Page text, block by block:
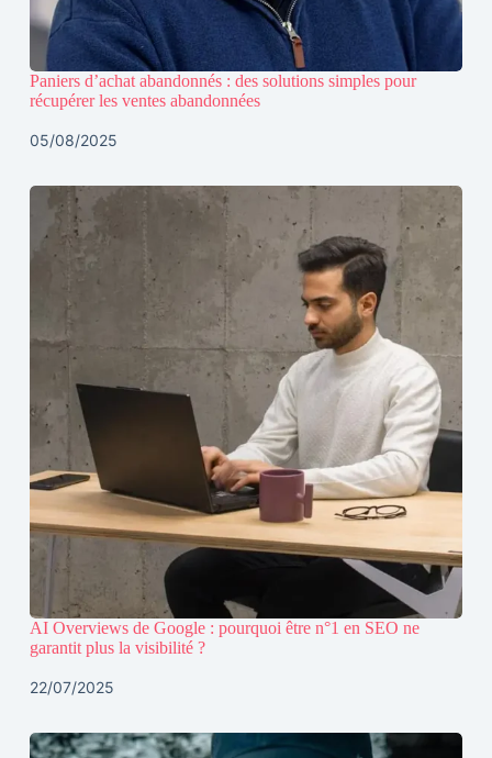
Paniers d’achat abandonnés : des solutions simples pour
récupérer les ventes abandonnées
05/08/2025
AI Overviews de Google : pourquoi être n°1 en SEO ne
garantit plus la visibilité ?
22/07/2025